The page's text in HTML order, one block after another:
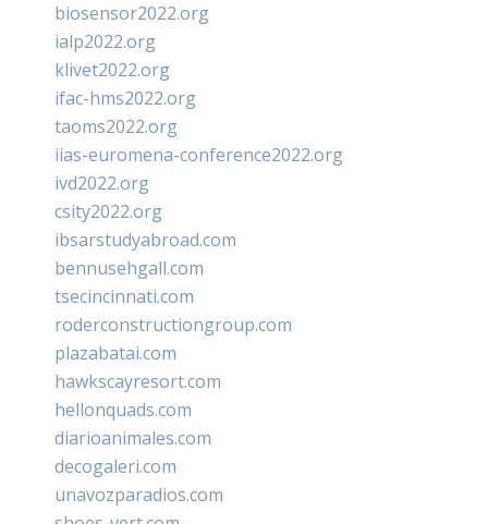
biosensor2022.org
ialp2022.org
klivet2022.org
ifac-hms2022.org
taoms2022.org
iias-euromena-conference2022.org
ivd2022.org
csity2022.org
ibsarstudyabroad.com
bennusehgall.com
tsecincinnati.com
roderconstructiongroup.com
plazabatai.com
hawkscayresort.com
hellonquads.com
diarioanimales.com
decogaleri.com
unavozparadios.com